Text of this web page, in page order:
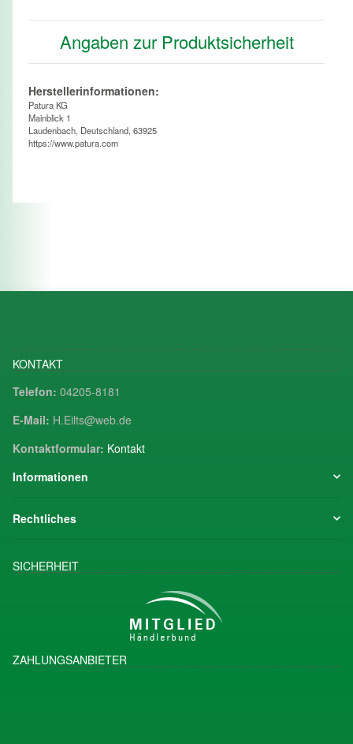
Angaben zur Produktsicherheit
Herstellerinformationen:
Patura KG
Mainblick 1
Laudenbach, Deutschland, 63925
https://www.patura.com
KONTAKT
Telefon: 04205-8181
E-Mail: H.Eilts@web.de
Kontaktformular: Kontakt
Informationen
Rechtliches
SICHERHEIT
ZAHLUNGSANBIETER